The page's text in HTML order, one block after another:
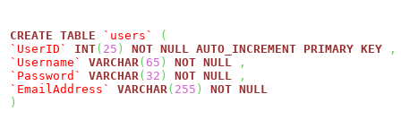
CREATE TABLE `users`
(
`UserID`
INT( 25 ) NOT NULL AUTO_INCREMENT PRIMARY KEY
,
`Username`
VARCHAR ( 65 ) NOT NULL
,
`Password`
VARCHAR ( 32 ) NOT NULL
,
`EmailAddress`
VARCHAR ( 255 ) NOT NULL
)